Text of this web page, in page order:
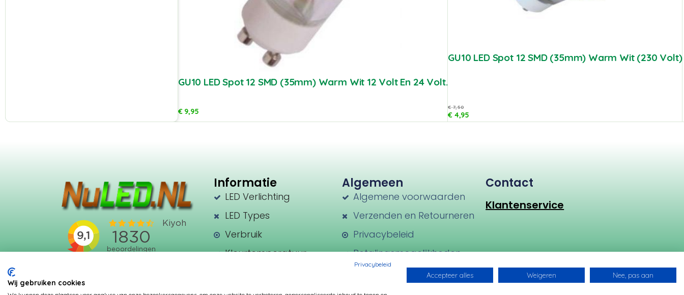
GU10 LED Spot 12 SMD (35mm) Warm Wit 12 Volt En 24 Volt.
€9,95
GU10 LED Spot 12 SMD (35mm) Warm Wit (230 Volt)
€7,50
€ 4,95
Informatie
LED Verlichting
LED Types
Verbruik
Kleurtemperatuur
Fittingen
Algemeen
Algemene voorwaarden
Verzenden en Retourneren
Privacybeleid
Betalingsmogelijkheden
Contact
Klantenservice
Privacybeleid
Wij gebruiken cookies
Accepteer alles Weigeren Nee, pas aan